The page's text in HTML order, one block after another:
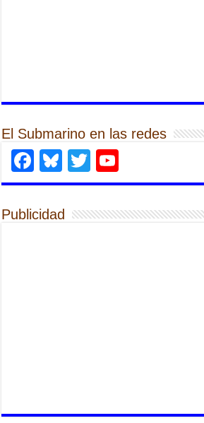
El Submarino en las redes
Facebook
Bluesky
Twitter
Publicidad